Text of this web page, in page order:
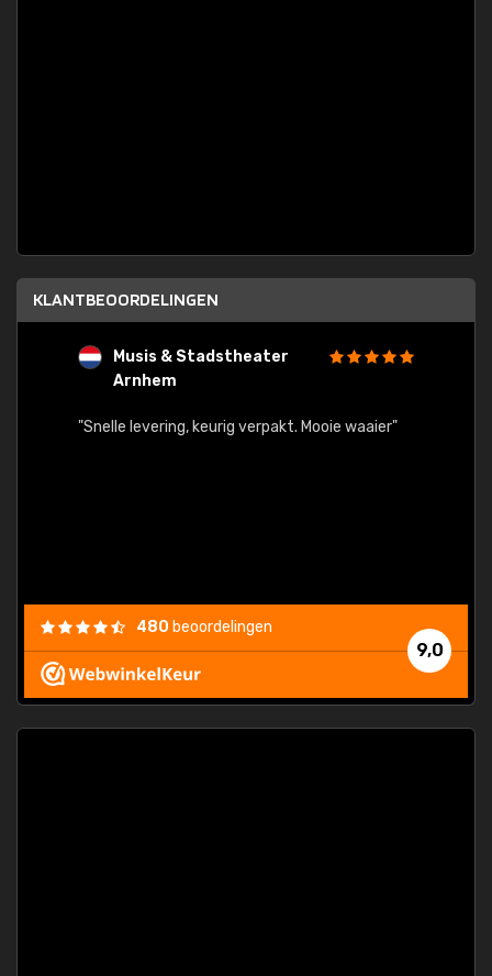
KLANTBEOORDELINGEN
Musis & Stadstheater
Arnhem
"Snelle levering, keurig verpakt. Mooie waaier"
9,0
480 beoordelingen